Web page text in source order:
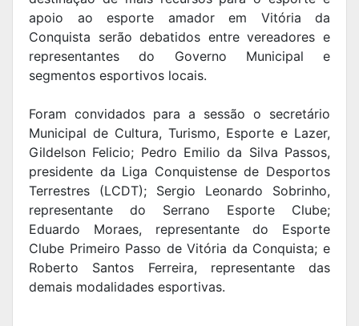
apoio ao esporte amador em Vitória da
Conquista serão debatidos entre vereadores e
representantes do Governo Municipal e
segmentos esportivos locais.
Foram convidados para a sessão o secretário
Municipal de Cultura, Turismo, Esporte e Lazer,
Gildelson Felicio; Pedro Emilio da Silva Passos,
presidente da Liga Conquistense de Desportos
Terrestres (LCDT); Sergio Leonardo Sobrinho,
representante do Serrano Esporte Clube;
Eduardo Moraes, representante do Esporte
Clube Primeiro Passo de Vitória da Conquista; e
Roberto Santos Ferreira, representante das
demais modalidades esportivas.